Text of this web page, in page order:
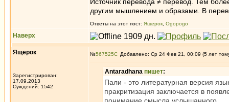
другим мышлением и образами. В
Ответы на этот пост: Ящерок Ogopogo
Наверх
Ящерок
Зарегистрирован:
17.09.2013
Суждений: 1542
№567525 Добавлено: Ср 24 Фев 21, 00:09 (5 лет
Antaradhana пишет:
Пали - это литературная версия
пракритизация заключается в